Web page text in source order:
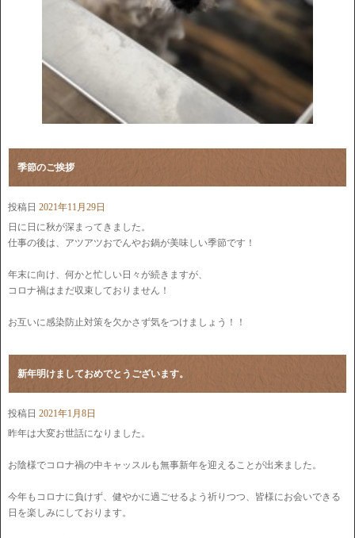
季節のご挨拶
投稿日 2021年11月29日
日に日に秋が深まってきました。
仕事の後は、アツアツおでんやお鍋が美味しい季節です！
年末に向け、何かと忙しい日々が続きますが、
コロナ禍はまだ収束しておりません！
お互いに感染防止対策を欠かさず気をつけましょう！！
新年明けましておめでとうございます。
投稿日 2021年1月8日
昨年は大変お世話になりました。
お陰様でコロナ禍の中キャッスルも無事新年を迎えることが出来ました。
今年もコロナに負けず、健やかに過ごせるよう祈りつつ、皆様にお会いできる
日を楽しみにしております。